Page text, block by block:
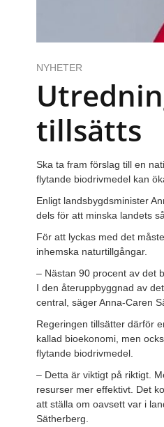
NYHETER
tillsätts
Ska ta fram förslag till en
flytande biodrivmedel kan
Enligt landsbygdsminister
dels för att minska landets
För att lyckas med det
inhemska naturtillgångar.
– Nästan 90 procent av det
I den återuppbyggnad av
central, säger Anna-Caren
Regeringen tillsätter därför
kallad bioekonomi, men
flytande biodrivmedel.
– Detta är viktigt på riktigt.
resurser mer effektivt. Det
att ställa om oavsett var i
Sätherberg.